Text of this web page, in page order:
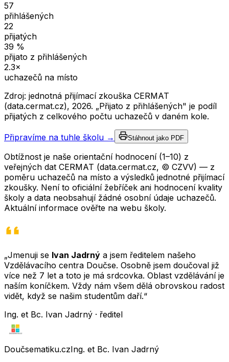
57
přihlášených
22
přijatých
39 %
přijato z přihlášených
2.3×
uchazečů na místo
Zdroj: jednotná přijímací zkouška CERMAT
(data.cermat.cz), 2026. „Přijato z přihlášených" je podíl
přijatých z celkového počtu uchazečů v daném kole.
Připravíme na tuhle školu → Stáhnout jako PDF
Obtížnost je naše orientační hodnocení (1–10) z
veřejných dat CERMAT (data.cermat.cz, © CZVV) — z
poměru uchazečů na místo a výsledků jednotné přijímací
zkoušky. Není to oficiální žebříček ani hodnocení kvality
školy a data neobsahují žádné osobní údaje uchazečů.
Aktuální informace ověřte na webu školy.
„Jmenuji se Ivan Jadrný a jsem ředitelem našeho
Vzdělávacího centra Doučse. Osobně jsem doučoval již
více než 7 let a toto je má srdcovka. Oblast vzdělávání je
naším koníčkem. Vždy nám všem dělá obrovskou radost
vidět, když se našim studentům daří.“
Ing. et Bc. Ivan Jadrný · ředitel
Doučsematiku.czIng. et Bc. Ivan Jadrný